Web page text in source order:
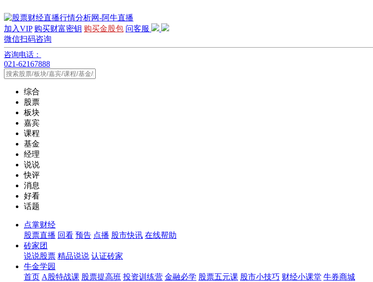
加入VIP 购买财富密钥 购买金股包 问客服
微信扫码咨询
咨询电话：
021-62167888
综合
股票
板块
嘉宾
课程
基金
经理
说说
快评
消息
好看
话题
点掌财经
股票直播 回看 预告 点播 股市快讯 在线帮助
砖家团
说说股票 精品说说 认证砖家
牛金学园
首页 A股特战课 股票提高班 投资训练营 金融必学 股票五元课 股市小技巧 财经小课堂 牛券商城